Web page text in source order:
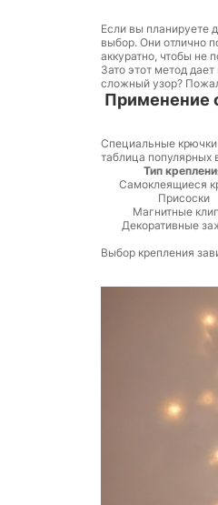
Если вы планируете
выбор. Они отлично
аккуратно, чтобы не
Зато этот метод
сложный узор?
Применение
Специальные крючки
таблица популярных
Тип
Самоклеящиеся
Присоски
Магнитные
Декоративные
Выбор крепления